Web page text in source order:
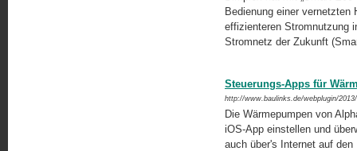
Bedienung einer
effizienteren Stromnutzung
Stromnetz der Zukunft
Steuerungs-Apps für
http://www.baulinks.de/webplugin/
Die Wärmepumpen von
iOS-App einstellen und
auch über's Internet auf den